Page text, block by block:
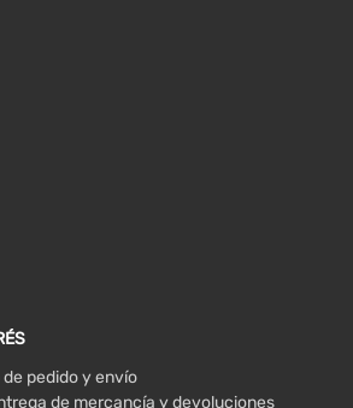
pedido y envío
de mercancía y devoluciones